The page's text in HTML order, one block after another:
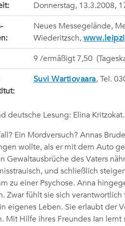
Donnerstag, 13.3.2008,
Neues Messegelände,
Wiederitzsch,
9 /ermäßigt 7,50 
Suvi Wartiovaara, Tel.
deutsche Lesung: Elina Kritzokat.
Ein Mordversuch? Annas
wollte, als er mit dem Auto
Gewaltausbrüche des Vaters
und schließlich
zu einer Psychose. Anna
Zwar fühlt sie sich
eigenes Leben. Sie erlaubt der
Mit Hilfe ihres Freundes Ian